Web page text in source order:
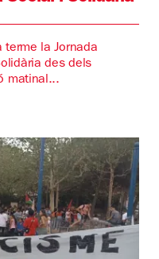
la Jornada
des dels
matinal...